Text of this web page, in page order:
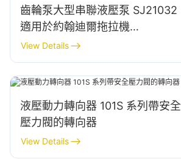
齒輪泵大型串聯液壓泵 SJ21032
適用於約翰迪爾拖拉機
1204/1354/6110B
View Details
液壓動力轉向器 101S 系列帶安全
壓力閥的轉向器
View Details